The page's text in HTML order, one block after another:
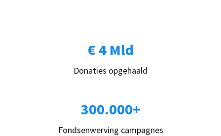
€ 4 Mld
Donaties opgehaald
300.000+
Fondsenwerving campagnes